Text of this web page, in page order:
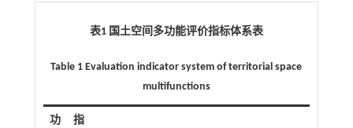
表1 国土空间多功能评价指标体系表
Table 1 Evaluation indicator system of territorial space
multifunctions
功
指